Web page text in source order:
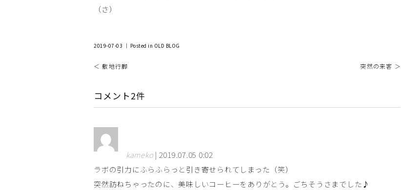
（さ）
2019-07-03 ｜ Posted in OLD BLOG
＜ 敷地行脚 突然の来客 ＞
コメント2件
kameko | 2019.07.05 0:02
ラボの引力にふらふらっと引き寄せられてしまった（笑）
突然訪ねちゃったのに、美味しいコーヒーをありがとう。ごちそうさまでした♪